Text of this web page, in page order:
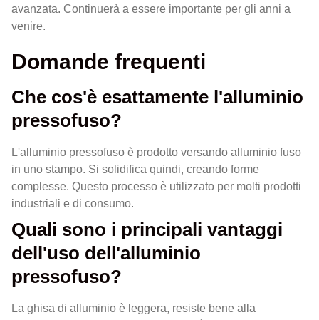
avanzata. Continuerà a essere importante per gli anni a
venire.
Domande frequenti
Che cos'è esattamente l'alluminio
pressofuso?
L'alluminio pressofuso è prodotto versando alluminio fuso
in uno stampo. Si solidifica quindi, creando forme
complesse. Questo processo è utilizzato per molti prodotti
industriali e di consumo.
Quali sono i principali vantaggi
dell'uso dell'alluminio
pressofuso?
La ghisa di alluminio è leggera, resiste bene alla